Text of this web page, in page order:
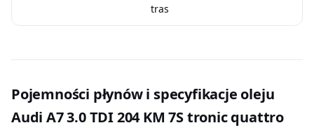
tras
Pojemności płynów i specyfikacje oleju
Audi A7 3.0 TDI 204 KM 7S tronic quattro